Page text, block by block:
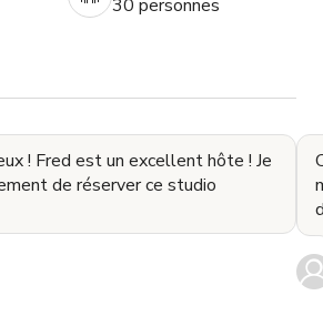
30 personnes
! Fred est un excellent hôte ! Je
de réserver ce studio